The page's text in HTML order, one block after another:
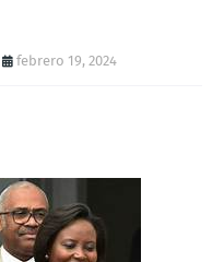
febrero 19, 2024